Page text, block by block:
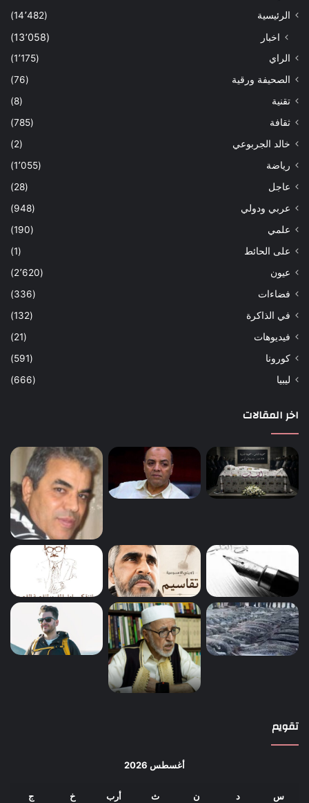
الرئيسية
(14٬482)
اخبار (13٬058)
الراي
(1٬175)
الصحيفة ورقية
(76)
تقنية
(8)
ثقافة
(785)
خالد الجربوعي
(2)
رياضة
(1٬055)
عاجل
(28)
عربي ودولي
(948)
علمي
(190)
على الحائط
(1)
عيون
(2٬620)
فضاءات
(336)
في الذاكرة
(132)
فيديوهات
(21)
كورونا
(591)
ليبيا
(666)
اخر المقالات
تقويم
أغسطس 2026
س د ن ث أرب خ ج